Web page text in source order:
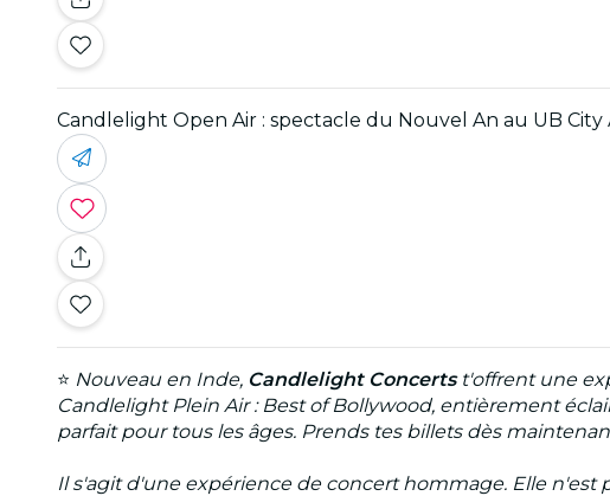
Candlelight Open Air : spectacle du Nouvel An au UB
⭐ Nouveau en Inde, Candlelight Concertst'offrent une
Candlelight Plein Air : Best of Bollywood, entièrement
parfait pour tous les âges. Prends tes billets dès
Il s'agit d'une expérience de concert hommage. Elle n'est